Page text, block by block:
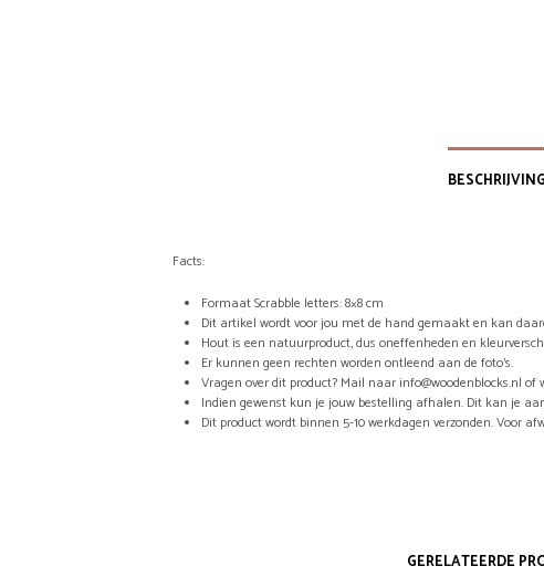
BESCHRIJVING
Facts:
Formaat Scrabble letters: 8×8 cm
Dit artikel wordt voor jou met de hand gemaakt en kan
Hout is een natuurproduct, dus oneffenheden en
Er kunnen geen rechten worden ontleend aan de foto’s.
Vragen over dit product? Mail naar info@woodenblocks.nl of
Indien gewenst kun je jouw bestelling afhalen. Dit kan je
Dit product wordt binnen 5-10 werkdagen verzonden. Voor
GERELATEERDE